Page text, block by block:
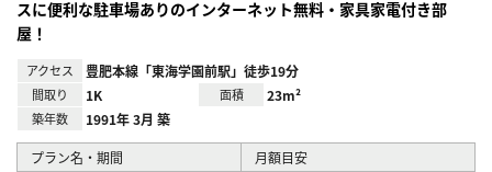
スに便利な駐車場ありのインターネット無料・家具家電付き部
屋！
アクセス 豊肥本線「東海学園前駅」徒歩19分
間取り 1K 面積 23m²
築年数 1991年 3月 築
プラン名・期間 月額目安